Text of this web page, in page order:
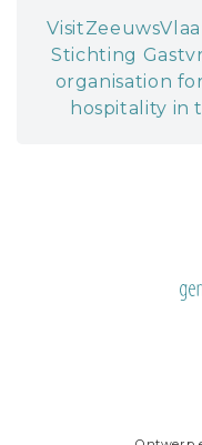
Stichting
organisation
hospitality in